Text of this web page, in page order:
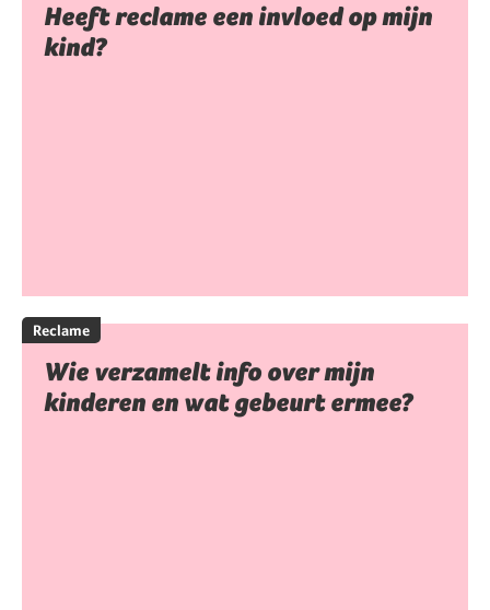
Heeft reclame een invloed op mijn
kind?
Reclame
Wie verzamelt info over mijn
kinderen en wat gebeurt ermee?